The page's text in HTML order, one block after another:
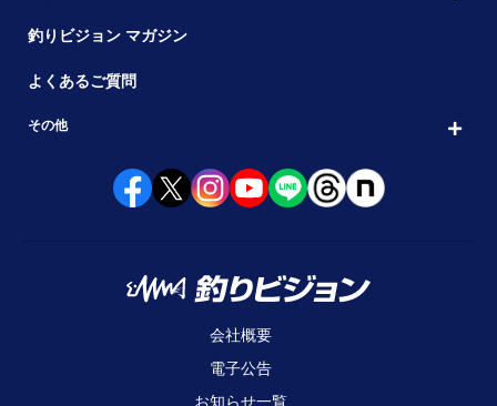
釣りビジョン マガジン
よくあるご質問
その他
会社概要
電子公告
お知らせ一覧